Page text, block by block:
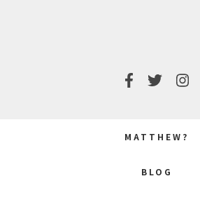
MATTHEW?
BLOG